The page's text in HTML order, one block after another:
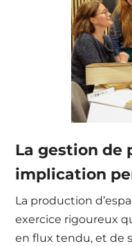
La gestion de
implication
La production
exercice rigoureux
en flux tendu, et de